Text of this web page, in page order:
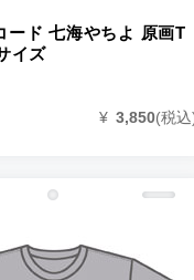
ード 七海やちよ 原画T
イズ
¥ 3,850(税込